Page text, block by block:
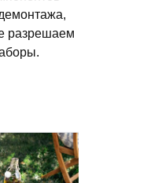
разрешаем